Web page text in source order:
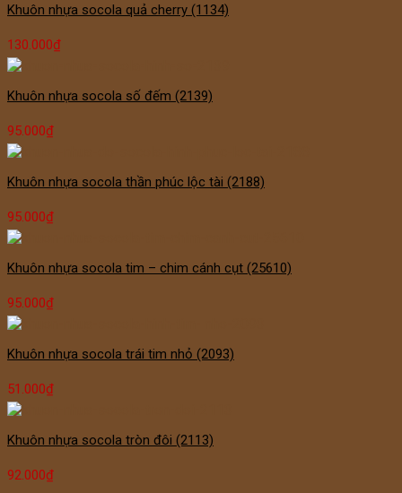
Khuôn nhựa socola quả cherry (1134)
130.000₫
Khuôn nhựa socola số đếm (2139)
95.000₫
Khuôn nhựa socola thần phúc lộc tài (2188)
95.000₫
Khuôn nhựa socola tim – chim cánh cụt (25610)
95.000₫
Khuôn nhựa socola trái tim nhỏ (2093)
51.000₫
Khuôn nhựa socola tròn đôi (2113)
92.000₫